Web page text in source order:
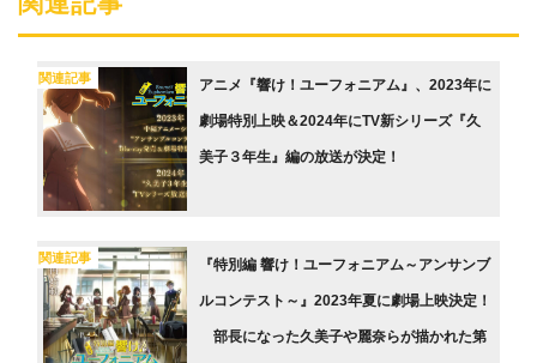
関連記事 アニメ『響け！ユーフォニアム』、2023年に
劇場特別上映＆2024年にTV新シリーズ『久
美子３年生』編の放送が決定！
関連記事 『特別編 響け！ユーフォニアム～アンサンブ
ルコンテスト～』2023年夏に劇場上映決定！
部長になった久美子や麗奈らが描かれた第